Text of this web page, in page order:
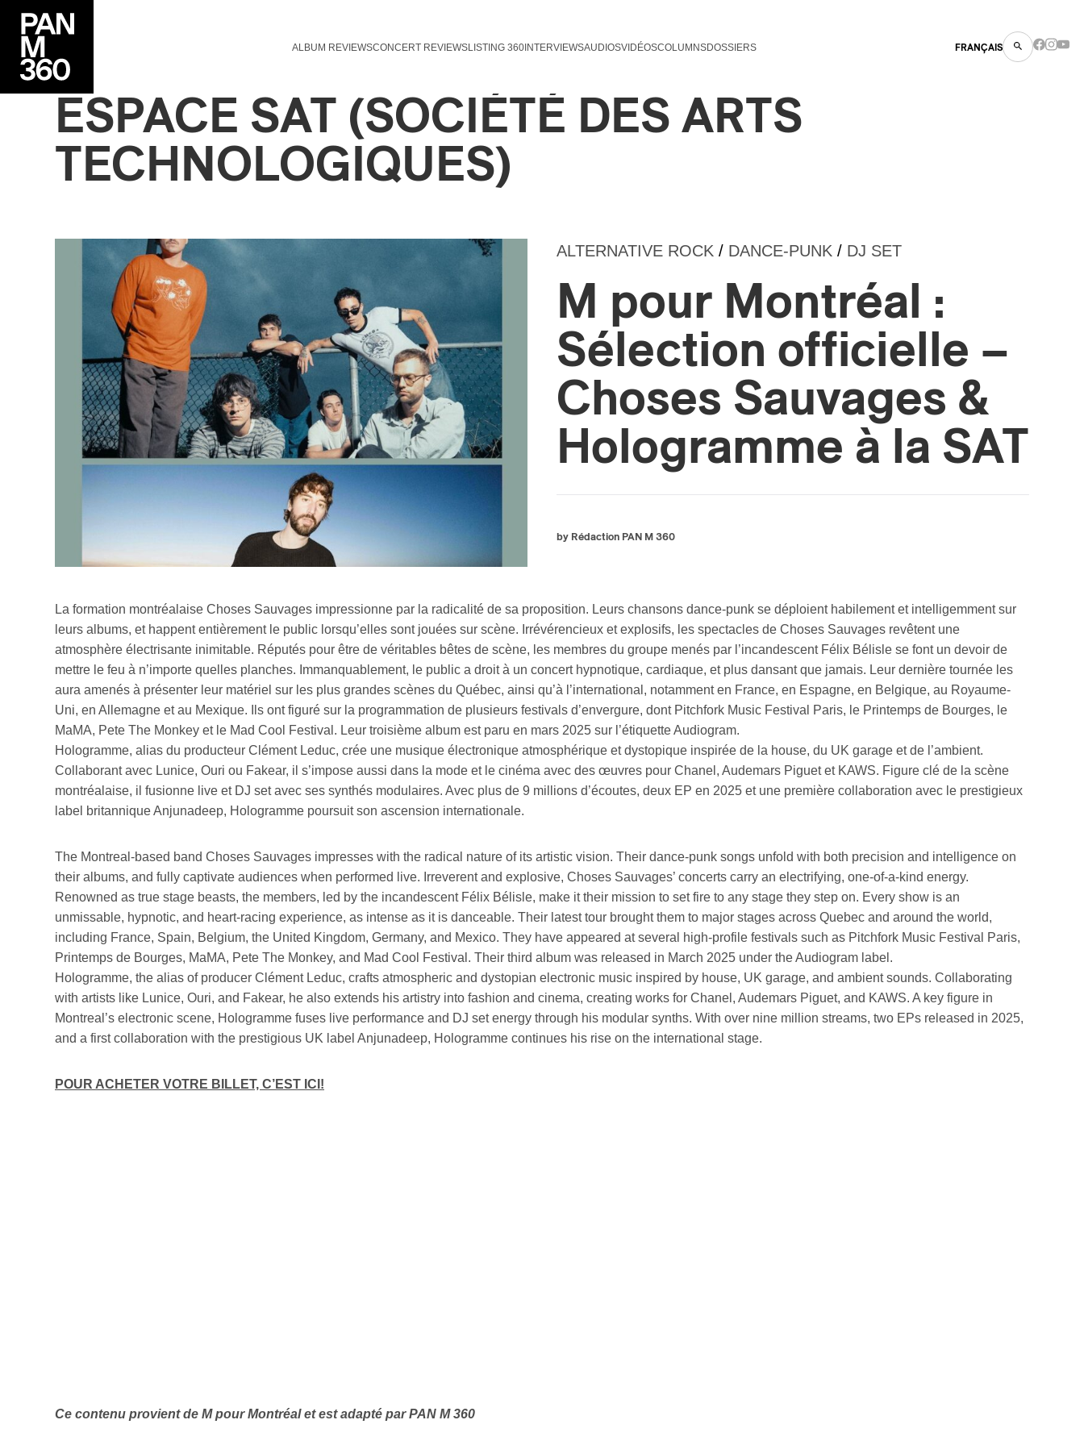
ALBUM REVIEWSCONCERT REVIEWSLISTING 360 INTERVIEWSAUDIOSVIDÉOSCOLUMNSDOSSIERS FRANÇAIS
ESPACE SAT (SOCIÉTÉ DES ARTS
TECHNOLOGIQUES)
ALTERNATIVE ROCK / DANCE-PUNK / DJ SET
M pour Montréal :
Sélection officielle –
Choses Sauvages &
Hologramme à la SAT
by Rédaction PAN M 360
La formation montréalaise Choses Sauvages impressionne par la radicalité de sa proposition. Leurs chansons dance-punk se déploient habilement et intelligemment sur
leurs albums, et happent entièrement le public lorsqu’elles sont jouées sur scène. Irrévérencieux et explosifs, les spectacles de Choses Sauvages revêtent une
atmosphère électrisante inimitable. Réputés pour être de véritables bêtes de scène, les membres du groupe menés par l’incandescent Félix Bélisle se font un devoir de
mettre le feu à n’importe quelles planches. Immanquablement, le public a droit à un concert hypnotique, cardiaque, et plus dansant que jamais. Leur dernière tournée les
aura amenés à présenter leur matériel sur les plus grandes scènes du Québec, ainsi qu’à l’international, notamment en France, en Espagne, en Belgique, au Royaume-
Uni, en Allemagne et au Mexique. Ils ont figuré sur la programmation de plusieurs festivals d’envergure, dont Pitchfork Music Festival Paris, le Printemps de Bourges, le
MaMA, Pete The Monkey et le Mad Cool Festival. Leur troisième album est paru en mars 2025 sur l’étiquette Audiogram.
Hologramme, alias du producteur Clément Leduc, crée une musique électronique atmosphérique et dystopique inspirée de la house, du UK garage et de l’ambient.
Collaborant avec Lunice, Ouri ou Fakear, il s’impose aussi dans la mode et le cinéma avec des œuvres pour Chanel, Audemars Piguet et KAWS. Figure clé de la scène
montréalaise, il fusionne live et DJ set avec ses synthés modulaires. Avec plus de 9 millions d’écoutes, deux EP en 2025 et une première collaboration avec le prestigieux
label britannique Anjunadeep, Hologramme poursuit son ascension internationale.
The Montreal-based band Choses Sauvages impresses with the radical nature of its artistic vision. Their dance-punk songs unfold with both precision and intelligence on
their albums, and fully captivate audiences when performed live. Irreverent and explosive, Choses Sauvages’ concerts carry an electrifying, one-of-a-kind energy.
Renowned as true stage beasts, the members, led by the incandescent Félix Bélisle, make it their mission to set fire to any stage they step on. Every show is an
unmissable, hypnotic, and heart-racing experience, as intense as it is danceable. Their latest tour brought them to major stages across Quebec and around the world,
including France, Spain, Belgium, the United Kingdom, Germany, and Mexico. They have appeared at several high-profile festivals such as Pitchfork Music Festival Paris,
Printemps de Bourges, MaMA, Pete The Monkey, and Mad Cool Festival. Their third album was released in March 2025 under the Audiogram label.
Hologramme, the alias of producer Clément Leduc, crafts atmospheric and dystopian electronic music inspired by house, UK garage, and ambient sounds. Collaborating
with artists like Lunice, Ouri, and Fakear, he also extends his artistry into fashion and cinema, creating works for Chanel, Audemars Piguet, and KAWS. A key figure in
Montreal’s electronic scene, Hologramme fuses live performance and DJ set energy through his modular synths. With over nine million streams, two EPs released in 2025,
and a first collaboration with the prestigious UK label Anjunadeep, Hologramme continues his rise on the international stage.
POUR ACHETER VOTRE BILLET, C’EST ICI!
Ce contenu provient de M pour Montréal et est adapté par PAN M 360